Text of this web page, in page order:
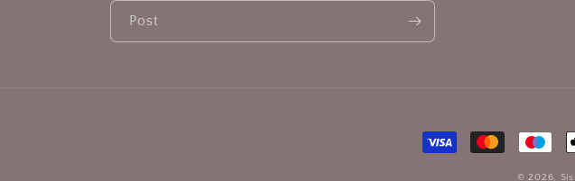
Post
Betalingsmetoder
© 2026,